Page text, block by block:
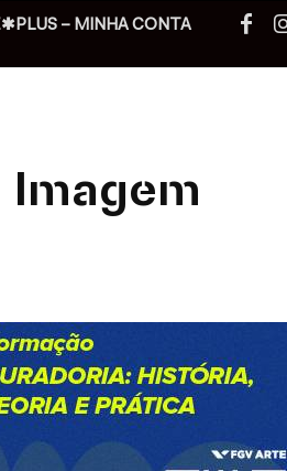
– MINHA CONTA
Imagem